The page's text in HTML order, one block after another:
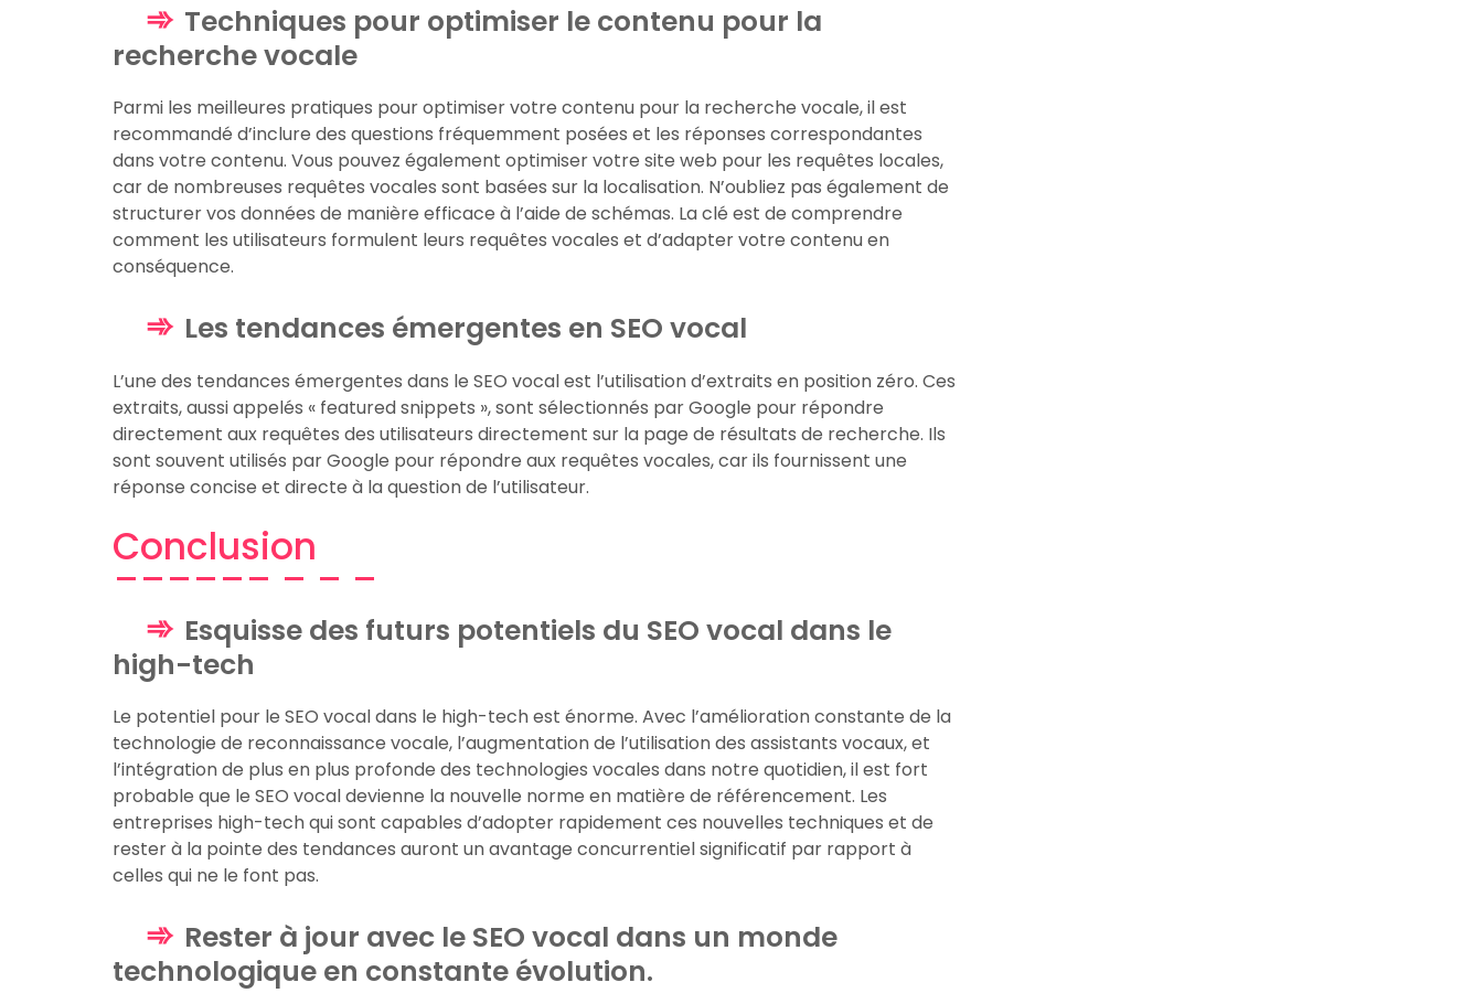
Techniques pour optimiser le contenu pour la
recherche vocale
Parmi les meilleures pratiques pour optimiser votre contenu pour la recherche vocale, il est
recommandé d’inclure des questions fréquemment posées et les réponses correspondantes
dans votre contenu. Vous pouvez également optimiser votre site web pour les requêtes locales,
car de nombreuses requêtes vocales sont basées sur la localisation. N’oubliez pas également de
structurer vos données de manière efficace à l’aide de schémas. La clé est de comprendre
comment les utilisateurs formulent leurs requêtes vocales et d’adapter votre contenu en
conséquence.
Les tendances émergentes en SEO vocal
L’une des tendances émergentes dans le SEO vocal est l’utilisation d’extraits en position zéro. Ces
extraits, aussi appelés « featured snippets », sont sélectionnés par Google pour répondre
directement aux requêtes des utilisateurs directement sur la page de résultats de recherche. Ils
sont souvent utilisés par Google pour répondre aux requêtes vocales, car ils fournissent une
réponse concise et directe à la question de l’utilisateur.
Conclusion
Esquisse des futurs potentiels du SEO vocal dans le
high-tech
Le potentiel pour le SEO vocal dans le high-tech est énorme. Avec l’amélioration constante de la
technologie de reconnaissance vocale, l’augmentation de l’utilisation des assistants vocaux, et
l’intégration de plus en plus profonde des technologies vocales dans notre quotidien, il est fort
probable que le SEO vocal devienne la nouvelle norme en matière de référencement. Les
entreprises high-tech qui sont capables d’adopter rapidement ces nouvelles techniques et de
rester à la pointe des tendances auront un avantage concurrentiel significatif par rapport à
celles qui ne le font pas.
Rester à jour avec le SEO vocal dans un monde
technologique en constante évolution.